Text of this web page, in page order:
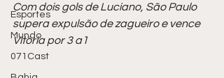
Esportes
Mundo
071Cast
Com dois gols de Luciano, São Paulo
supera expulsão de zagueiro e vence
Vitória por 3 a1